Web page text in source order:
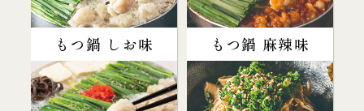
もつ鍋 しお味 もつ鍋 麻辣味